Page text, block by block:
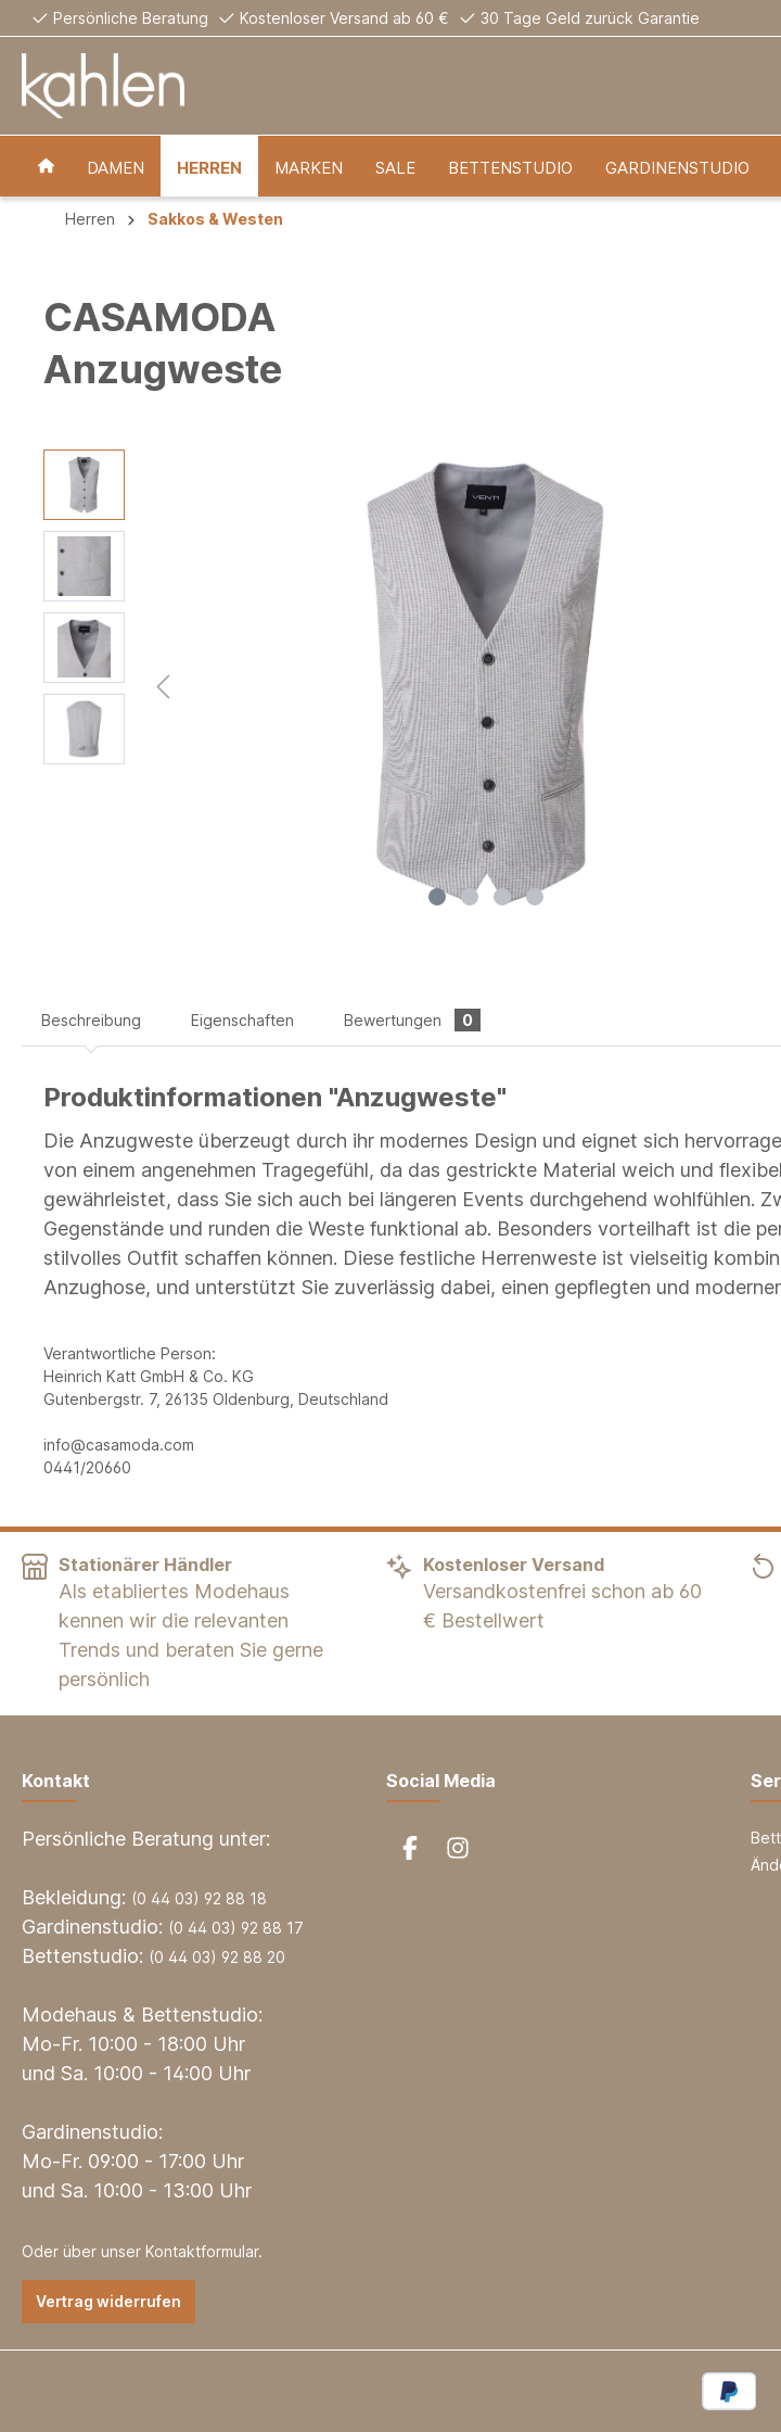
Persönliche Beratung Kostenloser Versand ab 60 € 30 Tage Geld zurück Garantie
DAMEN HERREN MARKEN SALE BETTENSTUDIO GARDINENSTUDIO
Herren Sakkos & Westen
CASAMODA
Anzugweste
Beschreibung Eigenschaften Bewertungen 0
Produktinformationen "Anzugweste"
Die Anzugweste überzeugt durch ihr modernes Design und eignet sich
von einem angenehmen Tragegefühl, da das gestrickte Material weich und
gewährleistet, dass Sie sich auch bei längeren Events durchgehend wohlfühlen.
Gegenstände und runden die Weste funktional ab. Besonders vorteilhaft ist die
stilvolles Outfit schaffen können. Diese festliche Herrenweste ist vielseitig
Anzughose, und unterstützt Sie zuverlässig dabei, einen gepflegten und
Verantwortliche Person:
Heinrich Katt GmbH & Co. KG
Gutenbergstr. 7, 26135 Oldenburg, Deutschland
info@casamoda.com
0441/20660
Stationärer Händler
Als etabliertes Modehaus
kennen wir die relevanten
Trends und beraten Sie gerne
persönlich
Kostenloser Versand
Versandkostenfrei schon ab 60
€ Bestellwert
Kontakt
Persönliche Beratung unter:
Bekleidung: (0 44 03) 92 88 18
Gardinenstudio: (0 44 03) 92 88 17
Bettenstudio: (0 44 03) 92 88 20
Modehaus & Bettenstudio:
Mo-Fr. 10:00 - 18:00 Uhr
und Sa. 10:00 - 14:00 Uhr
Gardinenstudio:
Mo-Fr. 09:00 - 17:00 Uhr
und Sa. 10:00 - 13:00 Uhr
Oder über unser Kontaktformular.
Vertrag widerrufen
Social Media